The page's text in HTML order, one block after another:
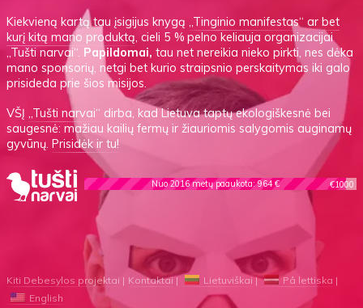
Kiekvieną kartą tau įsigijus knygą„Tinginio manifestas“ arbet
kurį kitą mano produktą, cieli 5 % pelno keliauja organizacijai
„Tušti narvai“. Papildomai, tau net nereikia nieko pirkti, nes dėka
mano sponsorių, netgi bet kurio straipsnio perskaitymas iki galo
prisideda prie šios misijos.
VŠĮ„Tušti narvai“ dirba, kad Lietuva taptų ekologiškesnė bei
saugesnė: mažiau kailių fermų ir žiauriomis salygomis auginamų
gyvūnų.Prisidėk ir tu!
Nuo 2016 metų paaukota: 964 € €1000
Kiti Debesylos projektai Kontaktai Lietuviškai
På lettiska
English